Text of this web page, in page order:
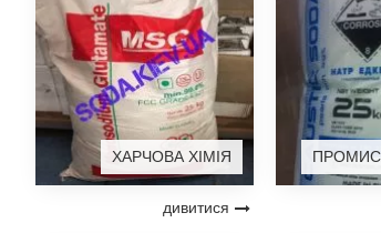
ХАРЧОВА ХІМІЯ
дивитися